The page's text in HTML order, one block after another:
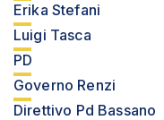
Erika Stefani
Luigi Tasca
PD
Governo Renzi
Direttivo Pd Bassano